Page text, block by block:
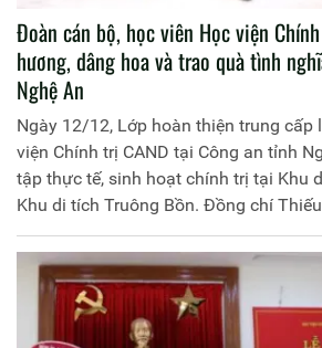
Đoàn cán bộ, học viên Học viện
hương, dâng hoa và trao quà tình
Nghệ An
Ngày 12/12, Lớp hoàn thiện trung cấp
viện Chính trị CAND tại Công an tỉnh
tập thực tế, sinh hoạt chính trị tại Khu
Khu di tích Truông Bồn. Đồng chí
Phan Xuân Tuy, Phó Giám đốc Học
làm trưởng đoàn.